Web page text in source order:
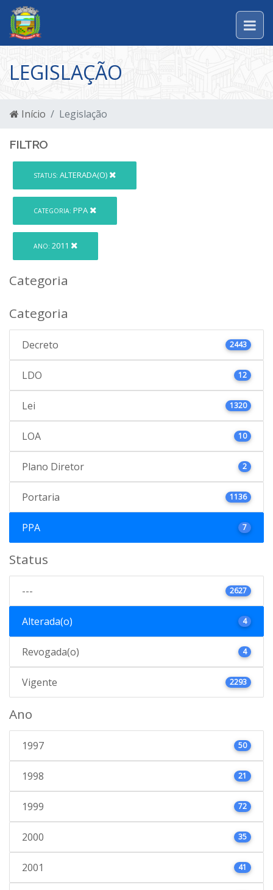
LEGISLAÇÃO
Início Legislação
FILTRO
STATUS: ALTERADA(O)
CATEGORIA: PPA
ANO: 2011
Categoria
Categoria
Decreto 2443
LDO 12
Lei 1320
LOA 10
Plano Diretor 2
Portaria 1136
PPA 7
Status
--- 2627
Alterada(o) 4
Revogada(o) 4
Vigente 2293
Ano
1997 50
1998 21
1999 72
2000 35
2001 41